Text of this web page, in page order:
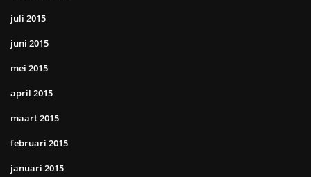
juli 2015
juni 2015
mei 2015
april 2015
maart 2015
februari 2015
januari 2015